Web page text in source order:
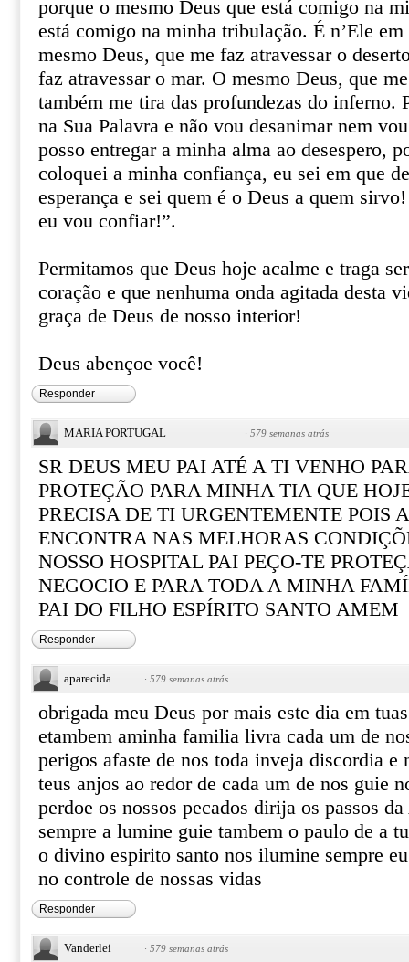
porque o mesmo Deus que está comigo na
está comigo na minha tribulação. É n’Ele
mesmo Deus, que me faz atravessar o
faz atravessar o mar. O mesmo Deus, que
também me tira das profundezas do inferno.
na Sua Palavra e não vou desanimar nem
posso entregar a minha alma ao desespero,
coloquei a minha confiança, eu sei em que
esperança e sei quem é o Deus a quem
eu vou confiar!”.
Permitamos que Deus hoje acalme e traga
coração e que nenhuma onda agitada desta
graça de Deus de nosso interior!
Deus abençoe você!
Responder
MARIA PORTUGAL · 579 semanas atrás
SR DEUS MEU PAI ATÉ A TI VENHO
PROTEÇÃO PARA MINHA TIA QUE
PRECISA DE TI URGENTEMENTE POIS
ENCONTRA NAS MELHORAS
NOSSO HOSPITAL PAI PEÇO-TE
NEGOCIO E PARA TODA A MINHA
PAI DO FILHO ESPÍRITO SANTO AMEM
Responder
aparecida · 579 semanas atrás
obrigada meu Deus por mais este dia em
etambem aminha familia livra cada um de
perigos afaste de nos toda inveja discordia e
teus anjos ao redor de cada um de nos guie
perdoe os nossos pecados dirija os passos
sempre a lumine guie tambem o paulo de a
o divino espirito santo nos ilumine sempre
no controle de nossas vidas
Responder
Vanderlei · 579 semanas atrás